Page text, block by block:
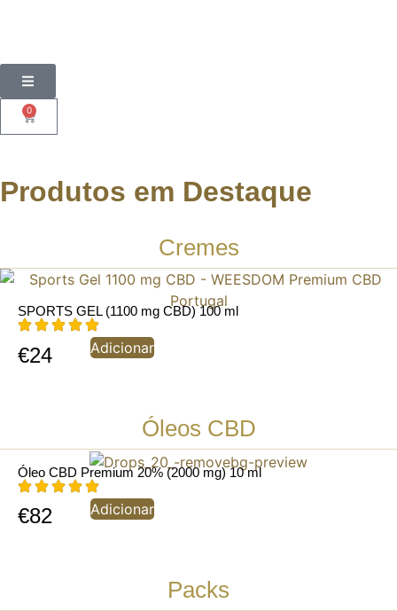
0
Produtos em Destaque
Cremes
SPORTS GEL (1100 mg CBD) 100 ml
€24 Adicionar
Óleos CBD
Óleo CBD Premium 20% (2000 mg) 10 ml
€82 Adicionar
Packs